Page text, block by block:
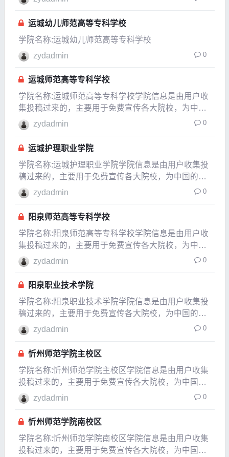
不对的地方，请以各大院校的官方网站介绍为准。所
在城市山西运城市建校时间1978年隶属于山西省是否
是98
运城幼儿师范高等专科学校
学院名称:运城幼儿师范高等专科学校
zydadmin
0
运城师范高等专科学校
学院名称:运城师范高等专科学校学院信息是由用户收
集投稿过来的，主要用于免费宣传各大院校，为中国
的教育事业贡献一份自已的力量，如果发现信息有变
化或有信息不对的地方，请以各大院校的官方网站介
绍为准。所在城市山西运城市盐湖区建校时间1905年
隶属
zydadmin 0
运城护理职业学院
学院名称:运城护理职业学院学院信息是由用户收集投
稿过来的，主要用于免费宣传各大院校，为中国的教
育事业贡献一份自已的力量，如果发现信息有变化或
有信息不对的地方，请以各大院校的官方网站介绍为
准。所在城市山西运城市建校时间1970年隶属于山西
省是
zydadmin 0
阳泉师范高等专科学校
学院名称:阳泉师范高等专科学校学院信息是由用户收
集投稿过来的，主要用于免费宣传各大院校，为中国
的教育事业贡献一份自已的力量，如果发现信息有变
化或有信息不对的地方，请以各大院校的官方网站介
绍为准。所在城市山西阳泉市建校时间1949年隶属于
zydadmin 0
阳泉职业技术学院
学院名称:阳泉职业技术学院学院信息是由用户收集投
稿过来的，主要用于免费宣传各大院校，为中国的教
育事业贡献一份自已的力量，如果发现信息有变化或
有信息不对的地方，请以各大院校的官方网站介绍为
准。所在城市山西阳泉市建校时间2014年隶属于山西
省是
zydadmin 0
忻州师范学院主校区
学院名称:忻州师范学院主校区学院信息是由用户收集
投稿过来的，主要用于免费宣传各大院校，为中国的
教育事业贡献一份自已的力量，如果发现信息有变化
或有信息不对的地方，请以各大院校的官方网站介绍
为准。所在城市山西忻州市建校时间1958年隶属于山
zydadmin 0
忻州师范学院南校区
学院名称:忻州师范学院南校区学院信息是由用户收集
投稿过来的，主要用于免费宣传各大院校，为中国的